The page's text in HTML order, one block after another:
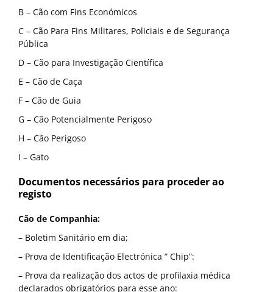
B – Cão com Fins Económicos
C – Cão Para Fins Militares, Policiais e de Segurança
Pública
D – Cão para Investigação Científica
E – Cão de Caça
F – Cão de Guia
G – Cão Potencialmente Perigoso
H – Cão Perigoso
I – Gato
Documentos necessários para proceder ao
registo
Cão de Companhia:
– Boletim Sanitário em dia;
– Prova de Identificação Electrónica “ Chip”:
– Prova da realização dos actos de profilaxia médica
declarados obrigatórios para esse ano: